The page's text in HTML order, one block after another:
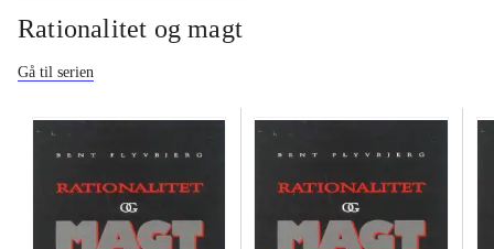
Rationalitet og magt
Gå til serien